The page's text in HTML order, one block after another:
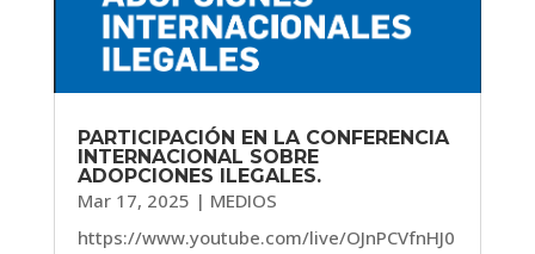
PARTICIPACIÓN EN LA CONFERENCIA
INTERNACIONAL SOBRE
ADOPCIONES ILEGALES.
Mar 17, 2025 | MEDIOS
https://www.youtube.com/live/OJnPCVfnHJ0